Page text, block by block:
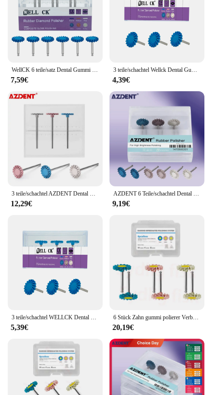
WellCK 6 teile/satz Dental Gummi Polierer Verbund Harz Polieren Diamant System RA Disc Kit 14mm Rad Spirale Flex Pinsel burs
7,59€
3 teile/schachtel Wellck Dental Gummi polierer Verbund harz Polieren Diamant System Ra Scheibe 14mm Rad Kit Diamant Spiral Flex Bürste
4,39€
3 teile/schachtel AZDENT Dental Composite Polieren Diamant System HP Disc 14mm Rad Zähne Polierer Kits Spirale Flex Pinsel Bohrer
12,29€
AZDENT 6 Teile/schachtel Dental Composite Harz Polierscheibe Kit Spirale Flex Pinsel Bohrer Diamant System RA disc 14mm rad
9,19€
3 teile/schachtel WELLCK Dental Gummi Polierer Composite Harz Polieren Diamant System RA Disc 14mm Rad Kit Diamant Spirale Flex pinsel
5,39€
6 Stück Zahn gummi polierer Verbund poliers cheibe Diamant poliers ystem Keramik poliers cheibe ra 14mm Spiral flex bürste
20,19€